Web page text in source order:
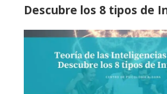
Descubre los 8 tipos de